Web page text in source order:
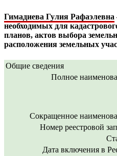
Гимадиева Гулия Рафаэлевна
необходимых для
планов, актов выбора
расположения земельных
Общие сведения
Полное
Сокращенное
Номер реестровой
Дата включения в